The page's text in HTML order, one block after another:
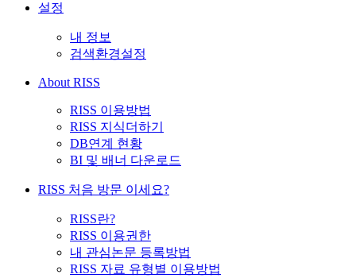
설정
내 정보
검색환경설정
About RISS
RISS 이용방법
RISS 지식더하기
DB연계 현황
BI 및 배너 다운로드
RISS 처음 방문 이세요?
RISS란?
RISS 이용권한
내 관심논문 등록방법
RISS 자료 유형별 이용방법